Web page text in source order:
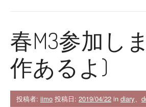
春M3参加し
作あるよ)
投稿者: iimo 投稿日: 2019/04/22 in diary、